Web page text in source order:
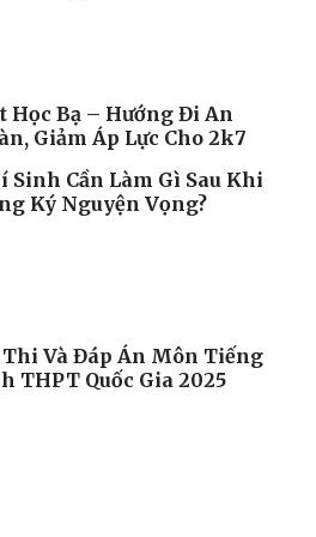
Học Bạ – Hướng Đi An
Giảm Áp Lực Cho 2k7
Sinh Cần Làm Gì Sau Khi
Ký Nguyện Vọng?
Và Đáp Án Môn Tiếng
THPT Quốc Gia 2025